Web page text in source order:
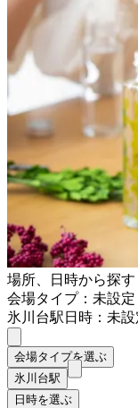
場所、日時から探す
会場タイプ：未設定
氷川台駅日時：未設
会場タイプを選ぶ
氷川台駅
日時を選ぶ